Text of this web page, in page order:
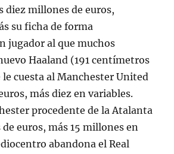
diez millones de euros,
su ficha de forma
jugador al que muchos
Haaland (191 centímetros
le cuesta al Manchester United
más diez en variables.
procedente de la Atalanta
euros, más 15 millones en
abandona el Real